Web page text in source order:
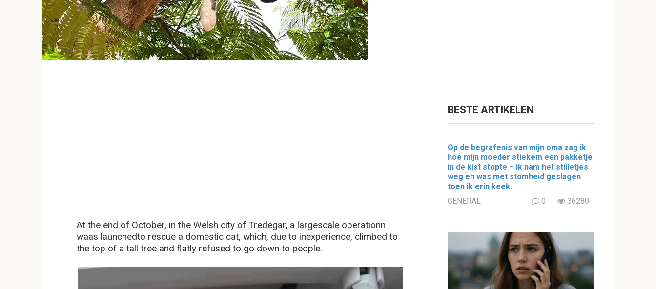
At the end of October, in the Welsh city of Tredegar, a largescale operationn
waas launchedto rescue a domestic cat, which, due to inexperience, climbed to
the top of a tall tree and flatly refused to go down to people.
BESTE ARTIKELEN
Op de begrafenis van mijn oma zag ik
hoe mijn moeder stiekem een pakketje
in de kist stopte – ik nam het stilletjes
weg en was met stomheid geslagen
toen ik erin keek.
GENERAL
0 36280